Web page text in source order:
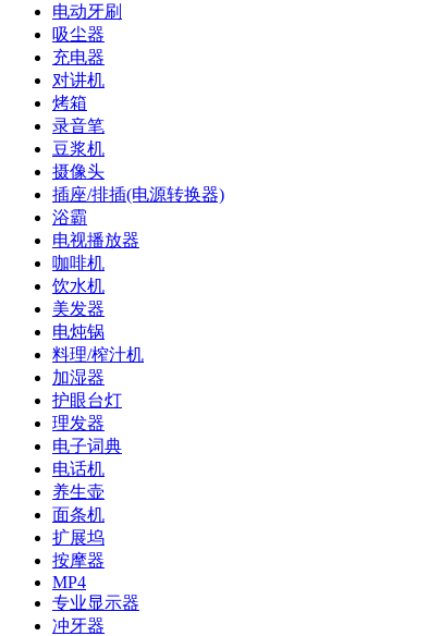
电动牙刷
吸尘器
充电器
对讲机
烤箱
录音笔
豆浆机
摄像头
插座/排插(电源转换器)
浴霸
电视播放器
咖啡机
饮水机
美发器
电炖锅
料理/榨汁机
加湿器
护眼台灯
理发器
电子词典
电话机
养生壶
面条机
扩展坞
按摩器
MP4
专业显示器
冲牙器